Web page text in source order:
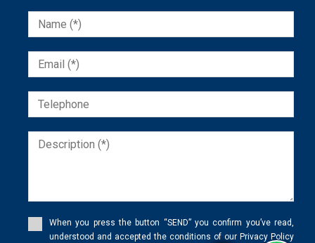
When you press the button “SEND” you confirm you’ve read,
understood and accepted the conditions of our Privacy Policy